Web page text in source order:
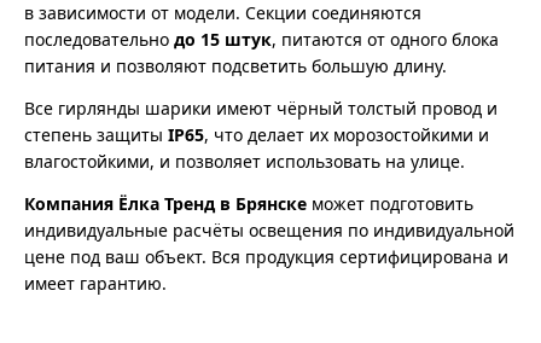
в зависимости от модели. Секции соединяются
последовательно до 15 штук, питаются от одного блока
питания и позволяют подсветить большую длину.
Все гирлянды шарики имеют чёрный толстый провод и
степень защиты IP65, что делает их морозостойкими и
влагостойкими, и позволяет использовать на улице.
Компания Ёлка Тренд в Брянске может подготовить
индивидуальные расчёты освещения по индивидуальной
цене под ваш объект. Вся продукция сертифицирована и
имеет гарантию.